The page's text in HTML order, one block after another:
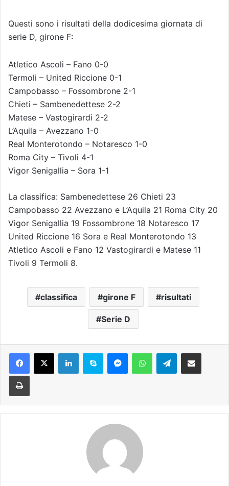
Questi sono i risultati della dodicesima giornata di
serie D, girone F:
Atletico Ascoli – Fano 0-0
Termoli – United Riccione 0-1
Campobasso – Fossombrone 2-1
Chieti – Sambenedettese 2-2
Matese – Vastogirardi 2-2
L’Aquila – Avezzano 1-0
Real Monterotondo – Notaresco 1-0
Roma City – Tivoli 4-1
Vigor Senigallia – Sora 1-1
La classifica: Sambenedettese 26 Chieti 23
Campobasso 22 Avezzano e L’Aquila 21 Roma City 20
Vigor Senigallia 19 Fossombrone 18 Notaresco 17
United Riccione 16 Sora e Real Monterotondo 13
Atletico Ascoli e Fano 12 Vastogirardi e Matese 11
Tivoli 9 Termoli 8.
classifica girone F risultati
Serie D
Telegram